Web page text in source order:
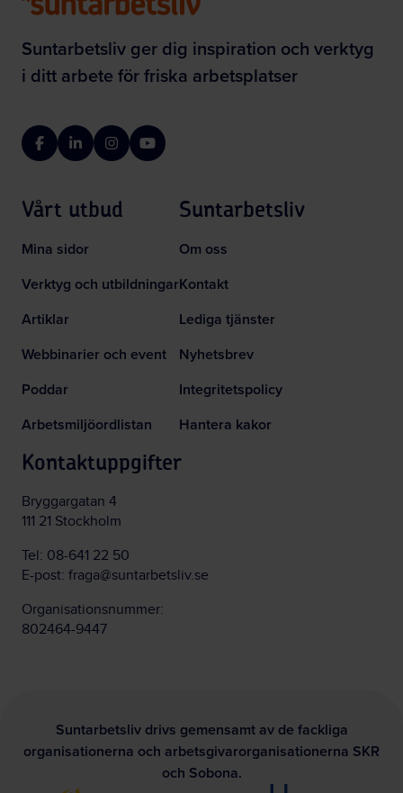
Suntarbetsliv ger dig inspiration och verktyg
i ditt arbete för friska arbetsplatser
FacebookLinkedInInstagramYouTube
Vårt utbud
Mina sidor
Verktyg och utbildningar
Artiklar
Webbinarier och event
Poddar
Arbetsmiljöordlistan
Suntarbetsliv
Om oss
Kontakt
Lediga tjänster
Nyhetsbrev
Integritetspolicy
Hantera kakor
Kontaktuppgifter
Bryggargatan 4
111 21 Stockholm
Tel: 08-641 22 50
E-post: fraga@suntarbetsliv.se
Organisationsnummer:
802464-9447
Suntarbetsliv drivs gemensamt av de fackliga
organisationerna och arbetsgivarorganisationerna SKR
och Sobona.